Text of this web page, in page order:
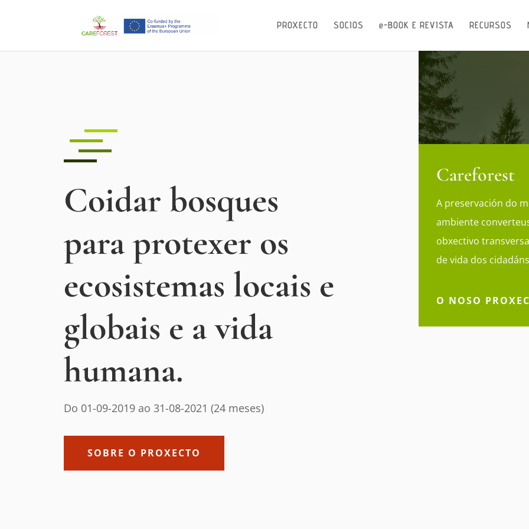
PROXECTO SOCIOS e-BOOK E REVISTA RECURSOS
Coidar bosques
para protexer os
ecosistemas locais e
globais e a vida
humana.
Do 01-09-2019 ao 31-08-2021 (24 meses)
SOBRE O PROXECTO
Careforest
A preservación do
ambiente
obxectivo
de vida dos
O NOSO